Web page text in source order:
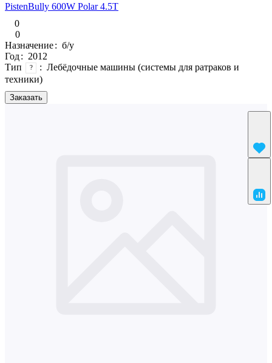
PistenBully 600W Polar 4.5T
0
0
Заказать
Назначение: б/у
Год: 2012
Тип
? : Лебёдочные машины (системы для ратраков и
техники)